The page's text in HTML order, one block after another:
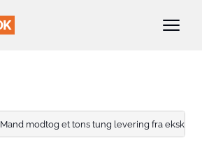
Mand modtog et tons tung levering fra